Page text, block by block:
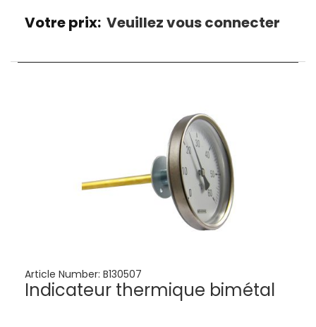
Votre prix: Veuillez vous connecter
Article Number: B130507
Indicateur thermique bimétal